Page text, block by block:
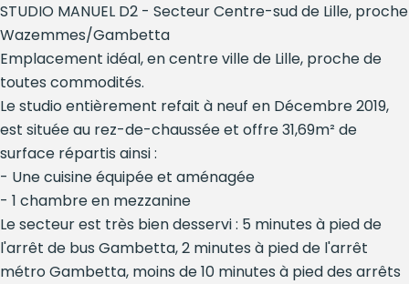
STUDIO MANUEL D2 - Secteur Centre-sud de Lille, proche
Wazemmes/Gambetta
Emplacement idéal, en centre ville de Lille, proche de
toutes commodités.
Le studio entièrement refait à neuf en Décembre 2019,
est située au rez-de-chaussée et offre 31,69m² de
surface répartis ainsi :
- Une cuisine équipée et aménagée
- 1 chambre en mezzanine
Le secteur est très bien desservi : 5 minutes à pied de
l'arrêt de bus Gambetta, 2 minutes à pied de l'arrêt
métro Gambetta, moins de 10 minutes à pied des arrêts